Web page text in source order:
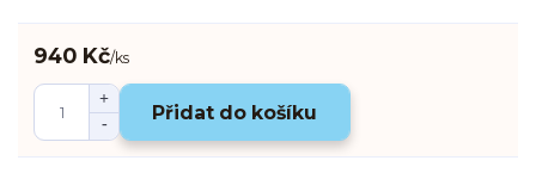
940 Kč/ks
Přidat do košíku